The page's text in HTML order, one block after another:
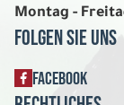
Montag -
Folgen Sie uns
FACEBOOK